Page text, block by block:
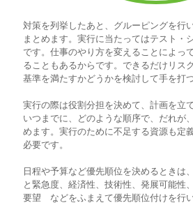
対策を列挙したあと、グルーピングを行
まとめます。実行に当たってはテスト・
です。仕事のやり方を変えることによっ
ることもあるからです。できるだけリス
基準を満たすかどうかを検討して手を打
実行の際は役割分担を決めて、計画を立
いつまでに、どのような順序で、だれが
めます。実行のために不足する資源も定
必要です。
日程や予算など優先順位を決めるときは
と緊急度、経済性、技術性、発展可能性
要望 などをふまえて優先順位付けを行い